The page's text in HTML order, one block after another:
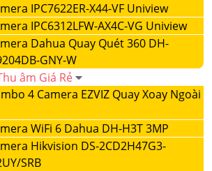
IPC7622ER-X44-VF Uniview
IPC6312LFW-AX4C-VG Uniview
Dahua Quay Quét 360 DH-
GNY-W
âm Giá Rẻ
4 Camera EZVIZ Quay Xoay Ngoài
WiFi 6 Dahua DH-H3T 3MP
Hikvision DS-2CD2H47G3-
SRB